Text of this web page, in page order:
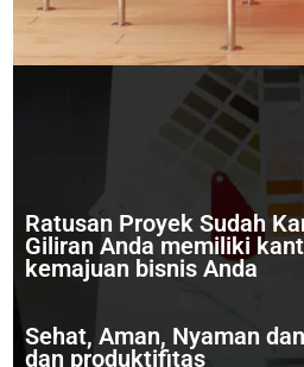
Ratusan Proyek Sudah
Giliran Anda memiliki
kemajuan bisnis Anda
Sehat, Aman, Nyaman
dan produktifitas